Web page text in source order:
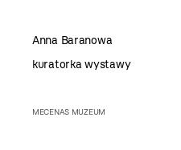
Anna Baranowa
kuratorka wystawy
MECENAS MUZEUM